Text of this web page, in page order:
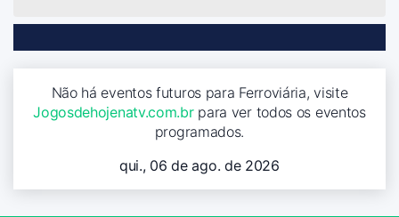
Não há eventos futuros para Ferroviária, visite
Jogosdehojenatv.com.brpara ver todos os eventos
programados.
qui., 06 de ago. de 2026